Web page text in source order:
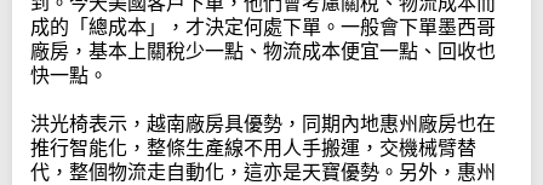
成的「總成本」，才決定何處下單。一般會下單墨西哥
廠房，基本上關稅少一點、物流成本便宜一點、回收也
快一點。
洪光椅表示，越南廠房具優勢，同期內地惠州廠房也在
推行智能化，整條生產線不用人手搬運，交機械臂替
代，整個物流走自動化，這亦是天寶優勢。另外，惠州